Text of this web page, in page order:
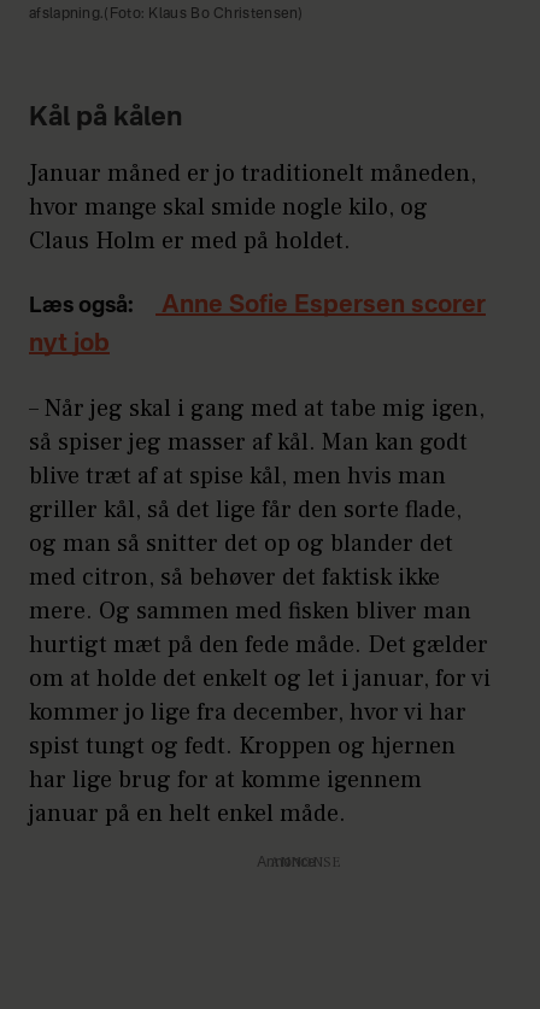
afslapning.(Foto: Klaus Bo Christensen)
Kål på kålen
Januar måned er jo traditionelt måneden,
hvor mange skal smide nogle kilo, og
Claus Holm er med på holdet.
Læs også:
Anne Sofie Espersen scorer
nyt job
– Når jeg skal i gang med at tabe mig igen,
så spiser jeg masser af kål. Man kan godt
blive træt af at spise kål, men hvis man
griller kål, så det lige får den sorte flade,
og man så snitter det op og blander det
med citron, så behøver det faktisk ikke
mere. Og sammen med fisken bliver man
hurtigt mæt på den fede måde. Det gælder
om at holde det enkelt og let i januar, for vi
kommer jo lige fra december, hvor vi har
spist tungt og fedt. Kroppen og hjernen
har lige brug for at komme igennem
januar på en helt enkel måde.
Annonce